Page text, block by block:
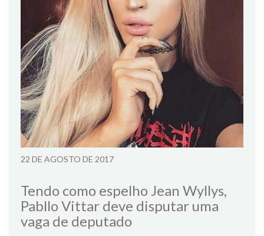
22 DE AGOSTO DE 2017
Tendo como espelho Jean Wyllys,
Pabllo Vittar deve disputar uma
vaga de deputado